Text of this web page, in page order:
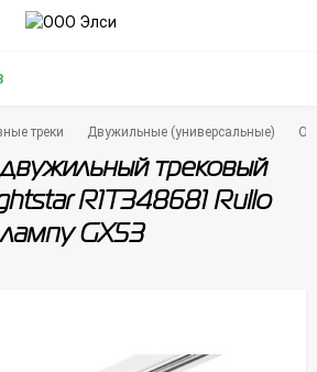
треки Двужильные (универсальные)
трековый
R1T348681 Rullo
GX53